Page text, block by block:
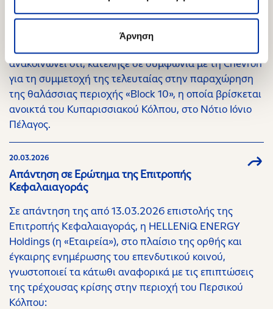
Άρνηση
Επέκταση στρατηγικής συνεργασίας με τη
Chevron στο Block 10
ανακοινώνει ότι, κατέληξε σε συμφωνία με τη Chevron
για τη συμμετοχή της τελευταίας στην παραχώρηση
της θαλάσσιας περιοχής «Block 10», η οποία βρίσκεται
ανοικτά του Κυπαρισσιακού Κόλπου, στο Νότιο Ιόνιο
Πέλαγος.
20.03.2026
Απάντηση σε Ερώτημα της Επιτροπής
Κεφαλαιαγοράς
Σε απάντηση της από 13.03.2026 επιστολής της
Επιτροπής Κεφαλαιαγοράς, η HELLENiQ ENERGY
Holdings (η «Εταιρεία»), στο πλαίσιο της ορθής και
έγκαιρης ενημέρωσης του επενδυτικού κοινού,
γνωστοποιεί τα κάτωθι αναφορικά με τις επιπτώσεις
της τρέχουσας κρίσης στην περιοχή του Περσικού
Κόλπου: